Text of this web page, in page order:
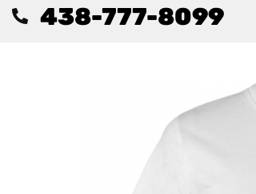
438-777-8099